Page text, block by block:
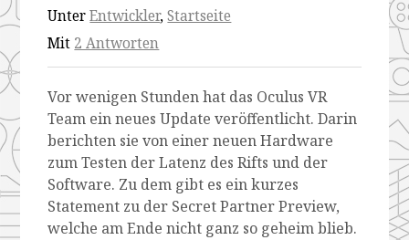
UnterEntwickler,Startseite
Mit 2 Antworten
Vor wenigen Stunden hat das Oculus VR
Team ein neues Update veröffentlicht. Darin
berichten sie von einer neuen Hardware
zum Testen der Latenz des Rifts und der
Software. Zu dem gibt es ein kurzes
Statement zu der Secret Partner Preview,
welche am Ende nicht ganz so geheim blieb.